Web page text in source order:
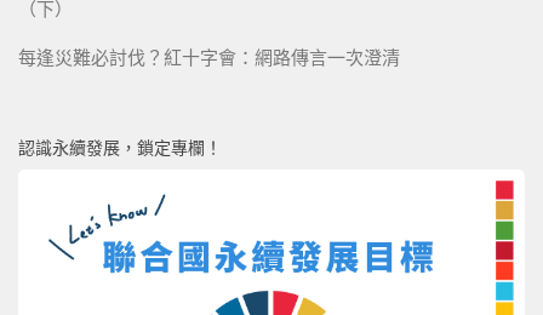
（下）
每逢災難必討伐？紅十字會：網路傳言一次澄清
認識永續發展，鎖定專欄！